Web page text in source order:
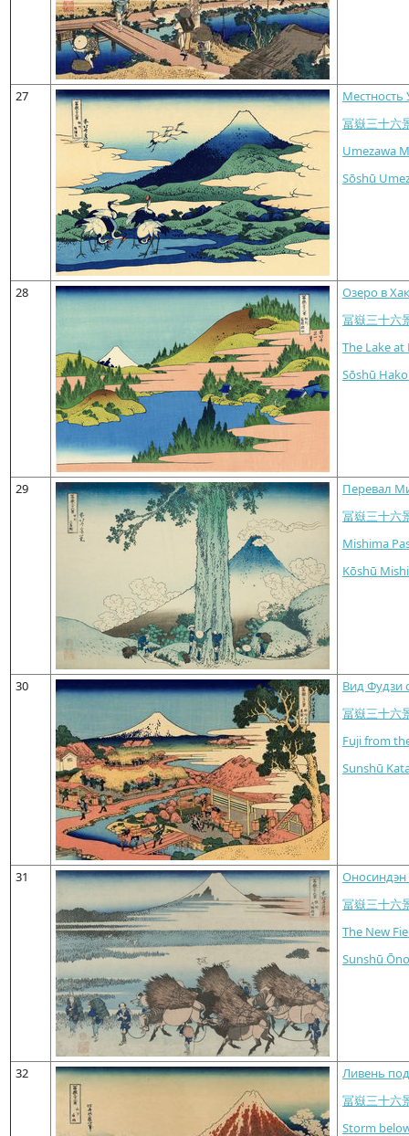
27
Местность
冨嶽三十
Umezawa
Sōshū
28
Озеро в
冨嶽三十
The Lake
Sōshū
29
Перевал
冨嶽三十
Mishima
Kōshū
30
Вид Фудзи
冨嶽三十六
Fuji from
Sunshū
31
Оносиндэн
冨嶽三十六
The New
Sunshū
32
Ливень
冨嶽三十六
Storm